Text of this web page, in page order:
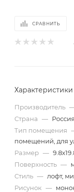
СРАВНИТЬ
Характеристики
Производитель
Страна — Россия
Тип помещения
помещений, для
Размер —
Поверхность —
Стиль — лофт,
Рисунок —